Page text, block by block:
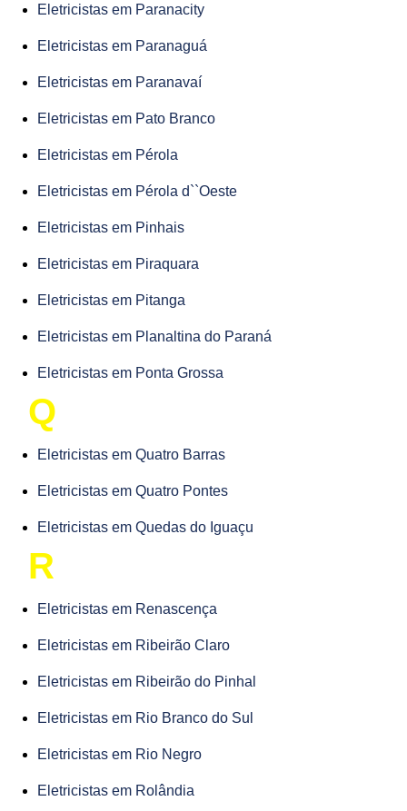
Eletricistas em Paranacity
Eletricistas em Paranaguá
Eletricistas em Paranavaí
Eletricistas em Pato Branco
Eletricistas em Pérola
Eletricistas em Pérola d``Oeste
Eletricistas em Pinhais
Eletricistas em Piraquara
Eletricistas em Pitanga
Eletricistas em Planaltina do Paraná
Eletricistas em Ponta Grossa
Q
Eletricistas em Quatro Barras
Eletricistas em Quatro Pontes
Eletricistas em Quedas do Iguaçu
R
Eletricistas em Renascença
Eletricistas em Ribeirão Claro
Eletricistas em Ribeirão do Pinhal
Eletricistas em Rio Branco do Sul
Eletricistas em Rio Negro
Eletricistas em Rolândia